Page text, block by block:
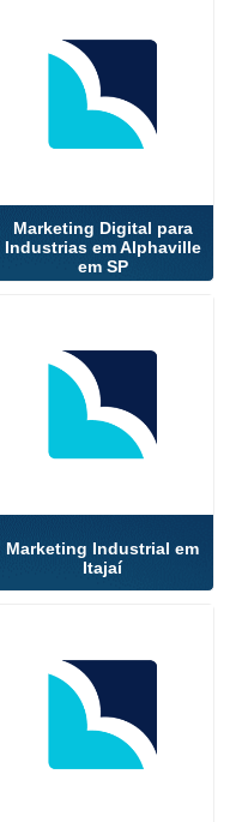
Marketing Digital para
Industrias em Alphaville
em SP
Marketing Industrial em
Itajaí